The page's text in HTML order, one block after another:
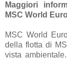
Maggiori
MSC World
MSC World
della flotta di
vista